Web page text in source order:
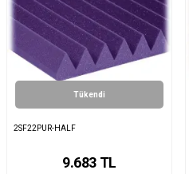
Tükendi
2SF22PUR-HALF
9.683 TL